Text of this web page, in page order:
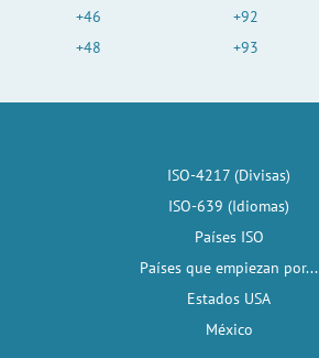
+46
+48
+92
+93
ISO-4217 (Divisas)
ISO-639 (Idiomas)
Países ISO
Países que empiezan por...
Estados USA
México